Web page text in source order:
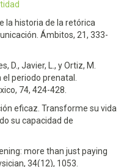
la historia de la retórica
Ámbitos, 21, 333-
D., Javier, L., y Ortiz, M.
periodo prenatal.
74, 424-428.
eficaz. Transforme su vida
su capacidad de
more than just paying
34(12), 1053.